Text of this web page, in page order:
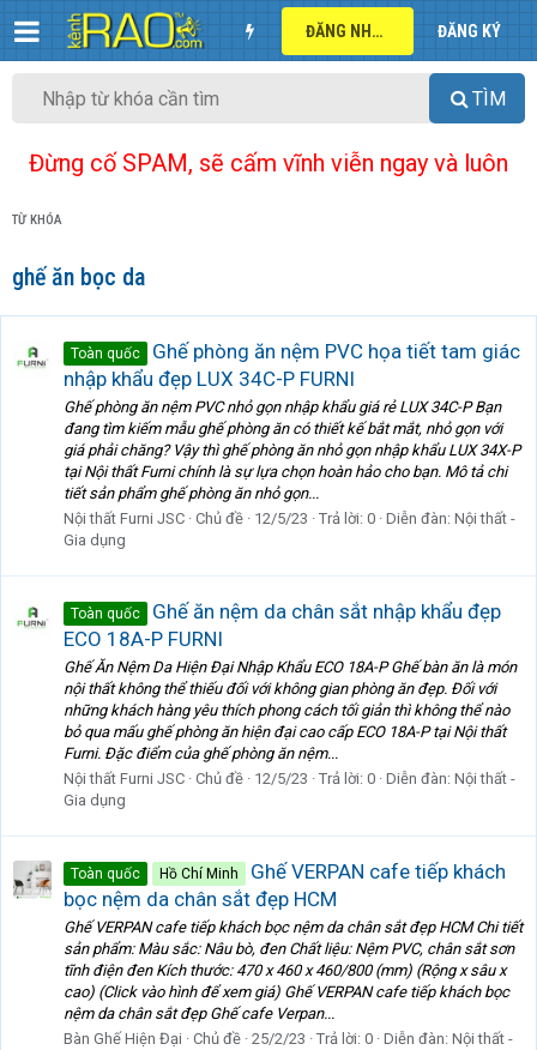
ĐĂNG NHẬP ĐĂNG KÝ
TÌM
Đừng cố SPAM, sẽ cấm vĩnh viễn ngay và luôn
TỪ KHÓA
ghế ăn bọc da
Toàn quốc
Ghế phòng ăn nệm PVC họa tiết tam giác
nhập khẩu đẹp LUX 34C-P FURNI
Ghế phòng ăn nệm PVC nhỏ gọn nhập khẩu giá rẻ LUX 34C-P Bạn
đang tìm kiếm mẫu ghế phòng ăn có thiết kế bắt mắt, nhỏ gọn với
giá phải chăng? Vậy thì ghế phòng ăn nhỏ gọn nhập khẩu LUX 34X-P
tại Nội thất Furni chính là sự lựa chọn hoàn hảo cho bạn. Mô tả chi
tiết sản phẩm ghế phòng ăn nhỏ gọn...
Nội thất Furni JSC Chủ đề 12/5/23 Trả lời: 0 Diễn đàn: Nội thất -
Gia dụng
Toàn quốc
Ghế ăn nệm da chân sắt nhập khẩu đẹp
ECO 18A-P FURNI
Ghế Ăn Nệm Da Hiện Đại Nhập Khẩu ECO 18A-P Ghế bàn ăn là món
nội thất không thể thiếu đối với không gian phòng ăn đẹp. Đối với
những khách hàng yêu thích phong cách tối giản thì không thể nào
bỏ qua mấu ghế phòng ăn hiện đại cao cấp ECO 18A-P tại Nội thất
Furni. Đặc điểm của ghế phòng ăn nệm...
Nội thất Furni JSC Chủ đề 12/5/23 Trả lời: 0 Diễn đàn: Nội thất -
Gia dụng
Toàn quốc Hồ Chí Minh
Ghế VERPAN cafe tiếp khách
bọc nệm da chân sắt đẹp HCM
Ghế VERPAN cafe tiếp khách bọc nệm da chân sắt đẹp HCM Chi tiết
sản phẩm: Màu sắc: Nâu bò, đen Chất liệu: Nệm PVC, chân sắt sơn
tĩnh điện đen Kích thước: 470 x 460 x 460/800 (mm) (Rộng x sâu x
cao) (Click vào hình để xem giá) Ghế VERPAN cafe tiếp khách bọc
nệm da chân sắt đẹp Ghế cafe Verpan...
Bàn Ghế Hiện Đại
Chủ đề 25/2/23 Trả lời: 0 Diễn đàn: Nội thất -